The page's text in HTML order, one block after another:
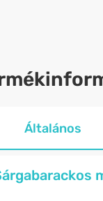
Általános